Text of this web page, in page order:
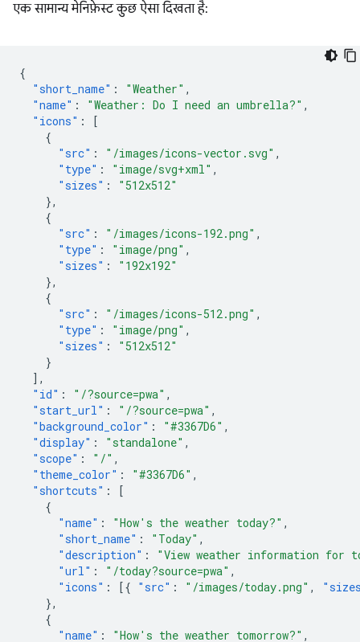
एक सामान्य मेनिफ़ेस्ट कुछ ऐसा दिखता है:
{
"short_name" : "Weather" ,
"name" : "Weather: Do I need an umbrella?" ,
"icons" :
[
{
"src" : "/images/icons-vector.svg" ,
"type" : "image/svg+xml" ,
"sizes" :
"512x512"
},
{
"src" : "/images/icons-192.png" ,
"type" : "image/png" ,
"sizes" :
"192x192"
},
{
"src" : "/images/icons-512.png" ,
"type" : "image/png" ,
"sizes" :
"512x512"
}
],
"id" : "/?source=pwa" ,
"start_url" : "/?source=pwa" ,
"background_color" : "#3367D6" ,
"display" : "standalone" ,
"scope" : "/" ,
"theme_color" : "#3367D6" ,
"shortcuts" :
[
{
"name" : "How's the weather today?" ,
"short_name" : "Today" ,
"description" :
"View weather information for
"url" : "/today?source=pwa" ,
"icons" : [{ "src" : "/images/today.png" ,
},
{
"name" : "How's the weather tomorrow?" ,